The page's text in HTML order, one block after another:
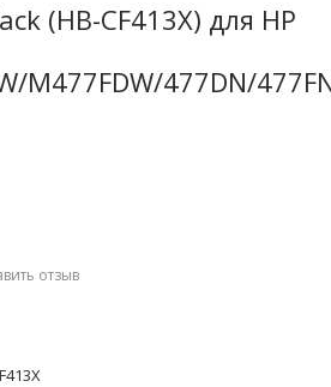
(HB-CF413X) для HP
M477FDW/477DN/
отзыв